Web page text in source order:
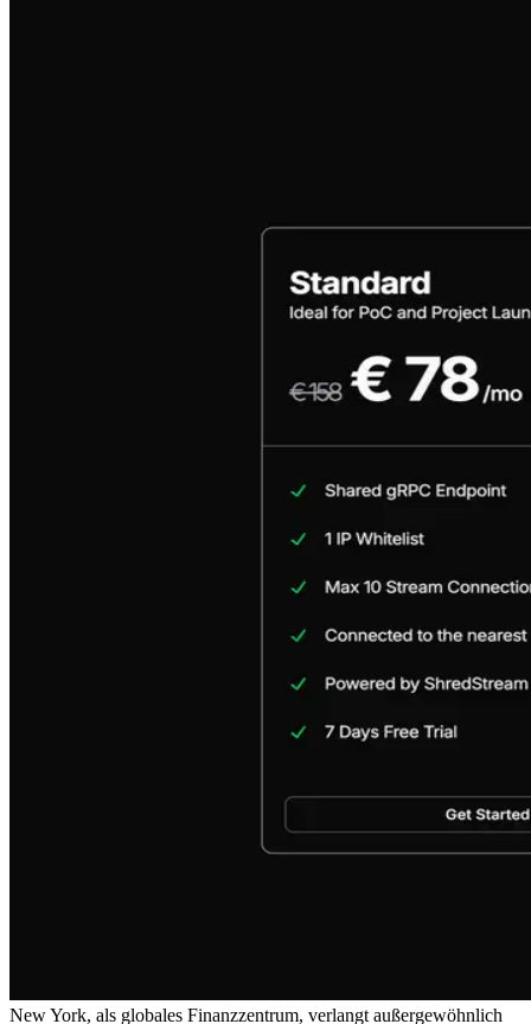
New York, als globales Finanzzentrum, verlangt außergewöhnlich